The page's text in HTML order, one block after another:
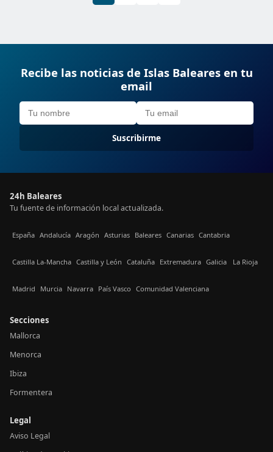
Recibe las noticias de Islas Baleares en tu
email
Suscribirme
24h Baleares
Tu fuente de información local actualizada.
España Andalucía Aragón Asturias Baleares Canarias Cantabria
Castilla La-Mancha Castilla y León Cataluña Extremadura Galicia La Rioja
Madrid Murcia Navarra País Vasco Comunidad Valenciana
Secciones
Mallorca
Menorca
Ibiza
Formentera
Legal
Aviso Legal